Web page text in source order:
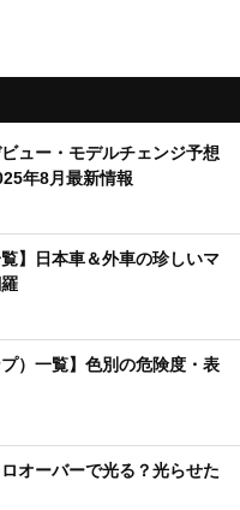
ビュー・モデルチェンジ予想
年8月最新情報
覧】日本車＆外車の珍しいマ
プ）一覧】色別の危険度・表
オーバーで光る？光らせた